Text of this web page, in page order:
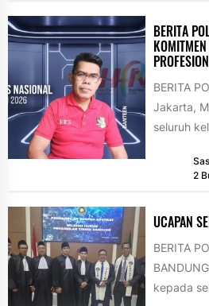
BERITA
BERITA
Jakarta,
seluruh
2
UCAPAN
BERITA
kepada